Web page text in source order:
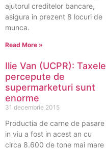
ajutorul creditelor bancare,
asigura in prezent 8 locuri de
munca.
Read More »
Ilie Van (UCPR): Taxele
percepute de
supermarketuri sunt
enorme
31 decembrie 2015
Productia de carne de pasare
in viu a fost in acest an cu
circa 8.600 de tone mai mare